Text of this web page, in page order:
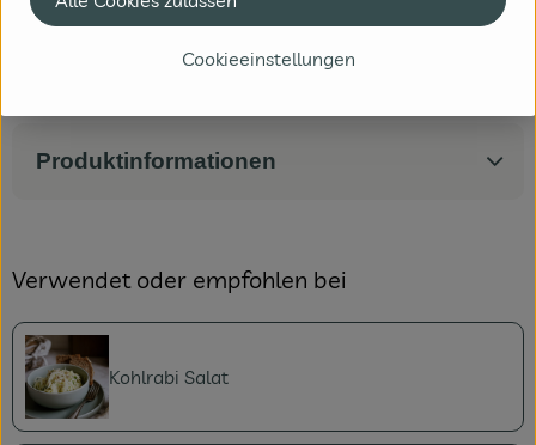
davon Zucker
Produktinformationen
Verwendet oder empfohlen bei
Kohlrabi Salat
Cookieeinstellungen